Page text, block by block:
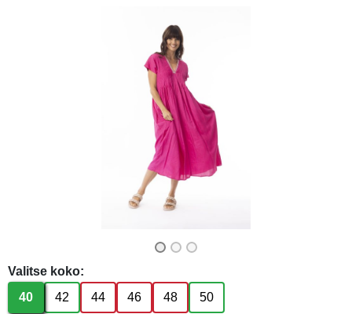
Valitse koko:
40
42 44 46 48 50